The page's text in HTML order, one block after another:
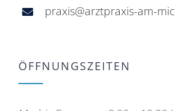
praxis@arztpraxis-am-
ÖFFNUNGSZEITEN